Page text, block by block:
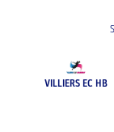
VILLIERS EC HB